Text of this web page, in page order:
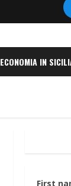
ECONOMIA IN
First